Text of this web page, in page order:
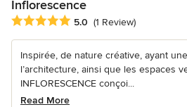
Inflorescence
Average rating: 5 out of 5 stars
5.0 (1 Review)
Inspirée, de nature créative, ayant
l’architecture, ainsi que les espaces
INFLORESCENCE conçoi...
Read More